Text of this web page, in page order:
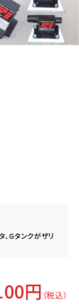
Gタンクがザリ
円 （税込）